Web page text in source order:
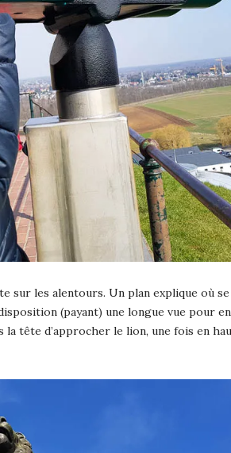
sur les alentours. Un plan explique où
(payant) une longue vue pour
tête d’approcher le lion, une fois en